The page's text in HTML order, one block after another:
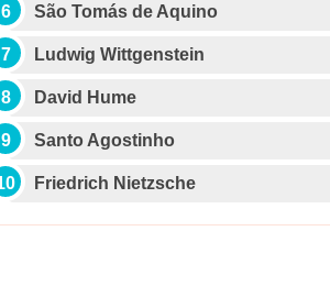
São Tomás de Aquino
Ludwig Wittgenstein
David Hume
Santo Agostinho
Friedrich Nietzsche